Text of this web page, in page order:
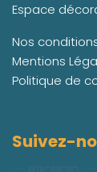
Espace
Nos
Mentions
Politique de
Suivez-